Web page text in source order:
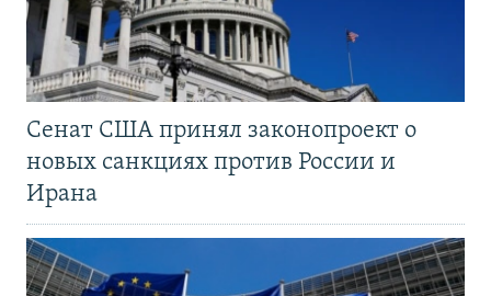
Сенат США принял законопроект о
новых санкциях против России и
Ирана